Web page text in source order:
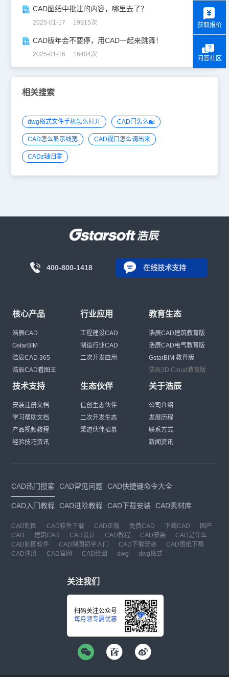
CAD图纸中批注的内容，哪里去了？
2025-01-17 19915次
CAD版年会不要停，用CAD一起来跳舞！
2025-01-16 16404次
相关搜索
dwg格式文件手机怎么打开 CAD门怎么画
CAD怎么显示线宽 CAD视口怎么调出来
CADz轴归零
400-800-1418 在线技术支持
核心产品
浩辰CAD
GstarBIM
浩辰CAD 365
浩辰CAD看图王
行业应用
工程建设CAD
制造行业CAD
二次开发应用
教育生态
浩辰CAD建筑教育版
浩辰CAD电气教育版
GstarBIM 教育版
浩辰3D Cloud教育版
技术支持
安装注册文档
学习帮助文档
产品视频教程
经验技巧资讯
生态伙伴
信创生态伙伴
二次开发生态
渠道伙伴招募
关于浩辰
公司介绍
发展历程
联系方式
新闻资讯
CAD热门搜索 CAD常见问题 CAD快捷键命令大全
CAD入门教程 CAD进阶教程 CAD下载安装 CAD素材库
CAD制图 CAD软件下载 CAD正版 免费CAD 下载CAD
国产
CAD
建筑CAD CAD设计 CAD教程 CAD安装
CAD是什么
CAD制图软件
CAD制图初学入门 CAD下载安装
CAD图纸下载
CAD注册
CAD官网 CAD绘图 dwg dwg格式
关注我们
扫码关注公众号
每月领专属优惠
获取报价
问答社区